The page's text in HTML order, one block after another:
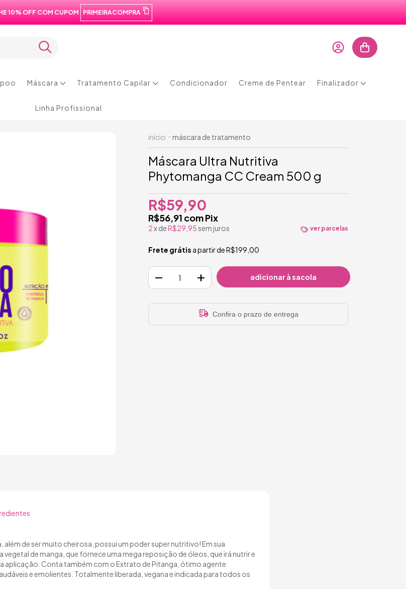
10% OFF COM CUPOM PRIMEIRACOMPRA
Máscara Tratamento Capilar Condicionador Creme de Pentear Finalizador
Linha Profissional
início máscara de tratamento
Máscara Ultra Nutritiva
Phytomanga CC Cream 500 g
R$59,90
R$56,91 comPix
2x deR$29,95sem juros ver parcelas
Frete grátis a partir deR$199,00
Confira o prazo de entrega
de ser muito cheirosa, possui um poder super nutritivo! Em sua
de manga, que fornece uma mega reposição de óleos, que irá nutrir e
aplicação. Conta também com o Extrato de Pitanga, ótimo agente
e emolientes. Totalmente liberada, vegana e indicada para todos os